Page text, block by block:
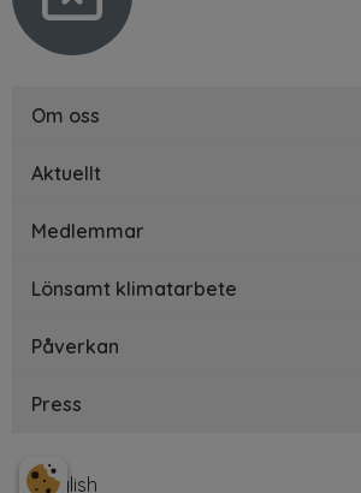
Om oss
Aktuellt
Medlemmar
Lönsamt klimatarbete
Påverkan
Press
English